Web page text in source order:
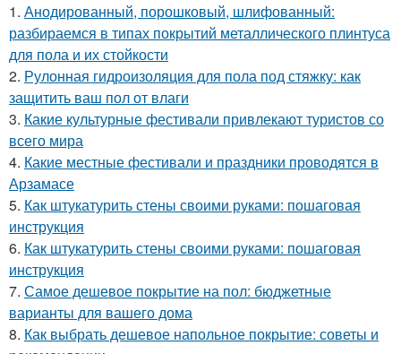
1. Анодированный, порошковый, шлифованный:
разбираемся в типах покрытий металлического плинтуса
для пола и их стойкости
2. Рулонная гидроизоляция для пола под стяжку: как
защитить ваш пол от влаги
3. Какие культурные фестивали привлекают туристов со
всего мира
4. Какие местные фестивали и праздники проводятся в
Арзамасе
5. Как штукатурить стены своими руками: пошаговая
инструкция
6. Как штукатурить стены своими руками: пошаговая
инструкция
7. Самое дешевое покрытие на пол: бюджетные
варианты для вашего дома
8. Как выбрать дешевое напольное покрытие: советы и